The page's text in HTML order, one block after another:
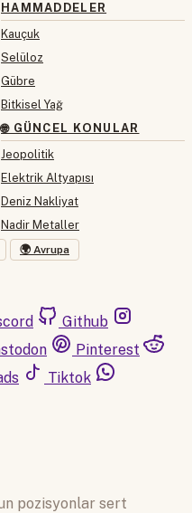
HAMMADDELER
Kauçuk
Selüloz
Gübre
Bitkisel Yağ
🌐 GÜNCEL KONULAR
Jeopolitik
Elektrik Altyapısı
Deniz Nakliyat
Nadir Metaller
🌍 Avrupa
Github
Pinterest
Tiktok
pozisyonlar sert